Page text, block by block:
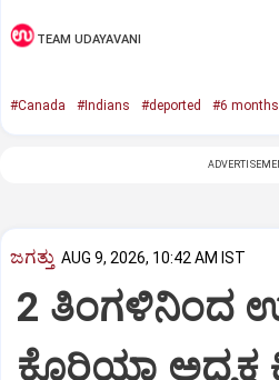
TEAM UDAYAVANI
#Canada #Indians #deported #6 months
ಜಗತ್ತು AUG 9, 2026, 10:42 AM IST
2 ತಿಂಗಳಿನಿಂದ
ಕೊರಿಯಾ